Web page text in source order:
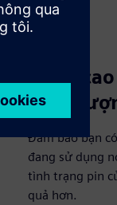
Nâng
năng
Đảm bảo bạn
đang sử dụng
tình trạng pin
quả hơn.